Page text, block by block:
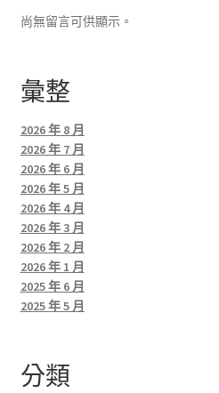
尚無留言可供顯示。
彙整
2026 年 8 月
2026 年 7 月
2026 年 6 月
2026 年 5 月
2026 年 4 月
2026 年 3 月
2026 年 2 月
2026 年 1 月
2025 年 6 月
2025 年 5 月
分類